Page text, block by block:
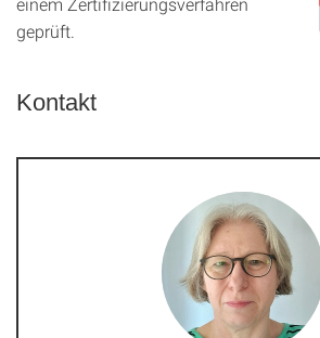
geprüft.
Kontakt